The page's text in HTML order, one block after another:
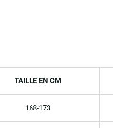
TAILLE EN CM
168-173